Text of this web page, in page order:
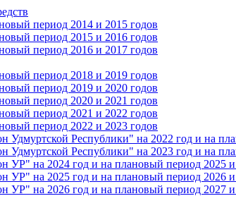
период 2014 и 2015 годов
период 2015 и 2016 годов
период 2016 и 2017 годов
период 2018 и 2019 годов
период 2019 и 2020 годов
период 2020 и 2021 годов
период 2021 и 2022 годов
период 2022 и 2023 годов
Республики" на 2022 год и на
Республики" на 2023 год и на
на 2024 год и на плановый период 2025 и
на 2025 год и на плановый период 2026 и
на 2026 год и на плановый период 2027 и